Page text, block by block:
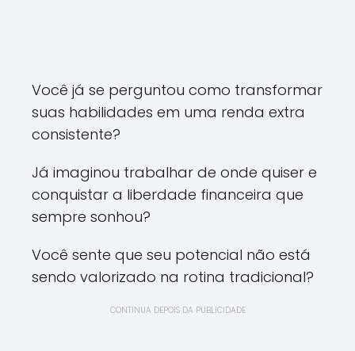
Você já se perguntou como transformar
suas habilidades em uma renda extra
consistente?
Já imaginou trabalhar de onde quiser e
conquistar a liberdade financeira que
sempre sonhou?
Você sente que seu potencial não está
sendo valorizado na rotina tradicional?
CONTINUA DEPOIS DA PUBLICIDADE